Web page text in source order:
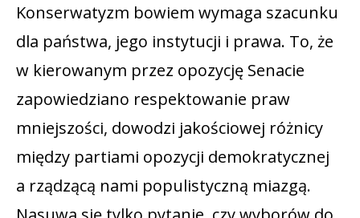
Konserwatyzm bowiem wymaga szacunku
dla państwa, jego instytucji i prawa. To, że
w kierowanym przez opozycję Senacie
zapowiedziano respektowanie praw
mniejszości, dowodzi jakościowej różnicy
między partiami opozycji demokratycznej
a rządzącą nami populistyczną miazgą.